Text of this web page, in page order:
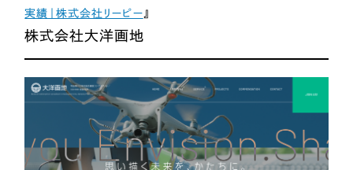
実績｜株式会社リーピー 』
株式会社大洋画地